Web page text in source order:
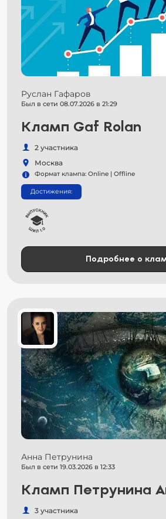
Руслан Гафаров
Был в сети 08.07.2026 в 21:29
Кламп Gaf Rolan
2 участника
Москва
Формат клампа: Online | Offline
Достижения:
Подробнее о
Анна Петрунина
Был в сети 19.03.2026 в 12:33
Кламп Петрунина
3 участника